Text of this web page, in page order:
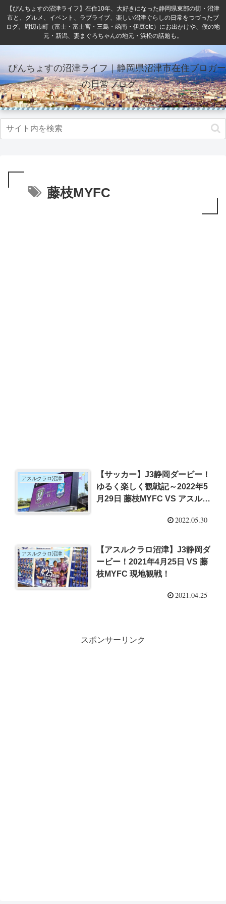
【ぴんちょすの沼津ライフ】在住10年、大好きになった静岡県東部の街・沼津
市と、グルメ、イベント、ラブライブ、楽しい沼津ぐらしの日常をつづったブ
ログ。周辺市町（富士・富士宮・三島・函南・伊豆etc）にお出かけや、僕の地
元・新潟、妻まぐろちゃんの地元・浜松の話題も。
ぴんちょすの沼津ライフ｜静岡県沼津市在住ブロガー
の日常ブログ
藤枝MYFC
アスルクラロ沼津
【サッカー】J3静岡ダービー！
ゆるく楽しく観戦記～2022年5
月29日 藤枝MYFC VS アスルク
2022.05.30
アスルクラロ沼津
【アスルクラロ沼津】J3静岡ダ
ービー！2021年4月25日 VS 藤
枝MYFC 現地観戦！
2021.04.25
スポンサーリンク